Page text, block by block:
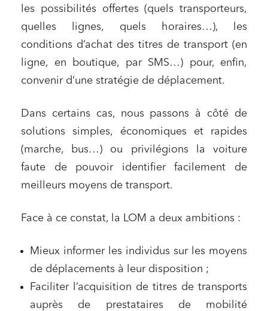
les possibilités offertes (quels transporteurs,
quelles lignes, quels horaires…), les
conditions d’achat des titres de transport (en
ligne, en boutique, par SMS…) pour, enfin,
convenir d’une stratégie de déplacement.
Dans certains cas, nous passons à côté de
solutions simples, économiques et rapides
(marche, bus…) ou privilégions la voiture
faute de pouvoir identifier facilement de
meilleurs moyens de transport.
Face à ce constat, la LOM a deux ambitions :
Mieux informer les individus sur les moyens
de déplacements à leur disposition ;
Faciliter l’acquisition de titres de transports
auprès de prestataires de mobilité